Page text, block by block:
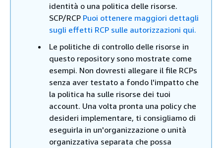
identità o una politica delle risorse.
SCP/RCP Puoi ottenere maggiori dettagli
sugli effetti RCP sulle autorizzazioni qui.
Le politiche di controllo delle risorse in
questo repository sono mostrate come
esempi. Non dovresti allegare il file RCPs
senza aver testato a fondo l'impatto che
la politica ha sulle risorse dei tuoi
account. Una volta pronta una policy che
desideri implementare, ti consigliamo di
eseguirla in un'organizzazione o unità
organizzativa separata che possa